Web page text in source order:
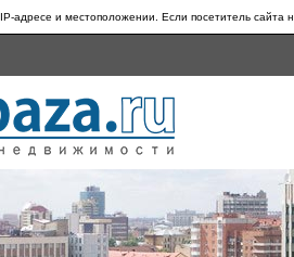
адресе и местоположении. Если посетитель сайта